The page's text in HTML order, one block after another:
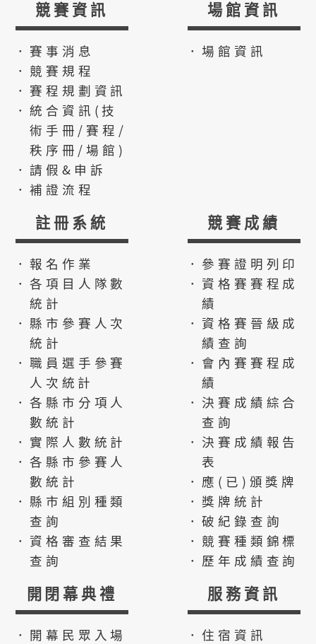
競賽資訊
．賽事消息
．競賽規程
．賽程規劃資訊
．統合資訊(技
術手冊/賽程/
秩序冊/場館)
．請假&申訴
．補證流程
場館資訊
．場館資訊
註冊系統
．報名作業
．各項目人隊數
統計
．縣市參賽人次
統計
．職員選手參賽
人次統計
．各縣市分項人
數統計
．實際人數統計
．各縣市參賽人
數統計
．縣市組別種類
查詢
．資格審查結果
查詢
競賽成績
．參賽證明列印
．資格賽賽程成
績
．資格賽晉級成
績查詢
．會內賽賽程成
績
．決賽成績綜合
查詢
．決賽成績報告
表
．應(已)頒獎牌
．獎牌統計
．破紀錄查詢
．競賽種類錦標
．歷年成績查詢
開閉幕典禮
．開幕民眾入場
服務資訊
．住宿資訊